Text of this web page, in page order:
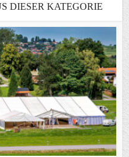
DIESER KATEGORIE